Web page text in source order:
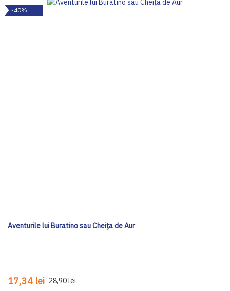
-40%
Aventurile lui Buratino sau Cheiţa de Aur
17,34 lei 28,90 lei